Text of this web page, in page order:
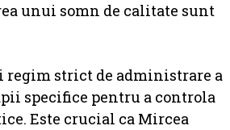
unui somn de calitate sunt
regim strict de administrare a
specifice pentru a controla
Este crucial ca Mircea